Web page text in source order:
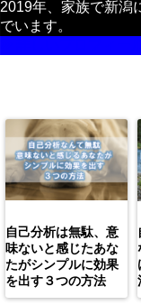
2019年、家族で新潟
でいます。
自己分析は無駄、意
味ないと感じたあな
たがシンプルに効果
を出す３つの方法